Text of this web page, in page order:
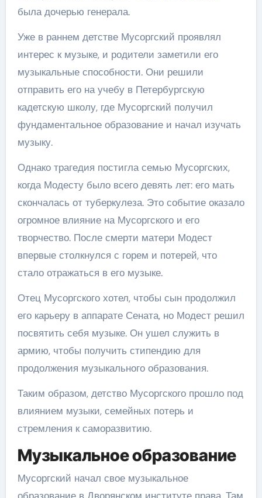
была дочерью генерала.
Уже в раннем детстве Мусоргский проявлял
интерес к музыке, и родители заметили его
музыкальные способности. Они решили
отправить его на учебу в Петербургскую
кадетскую школу, где Мусоргский получил
фундаментальное образование и начал изучать
музыку.
Однако трагедия постигла семью Мусоргских,
когда Модесту было всего девять лет: его мать
скончалась от туберкулеза. Это событие оказало
огромное влияние на Мусоргского и его
творчество. После смерти матери Модест
впервые столкнулся с горем и потерей, что
стало отражаться в его музыке.
Отец Мусоргского хотел, чтобы сын продолжил
его карьеру в аппарате Сената, но Модест решил
посвятить себя музыке. Он ушел служить в
армию, чтобы получить стипендию для
продолжения музыкального образования.
Таким образом, детство Мусоргского прошло под
влиянием музыки, семейных потерь и
стремления к саморазвитию.
Музыкальное образование
Мусоргский начал свое музыкальное